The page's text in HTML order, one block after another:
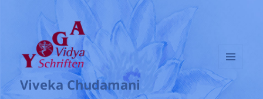
Viveka Chudamani
UND
WIDGETS